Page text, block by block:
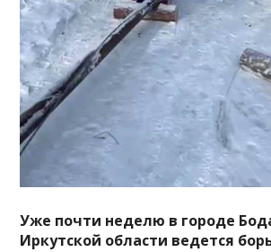
Уже почти неделю в городе
Иркутской области ведется